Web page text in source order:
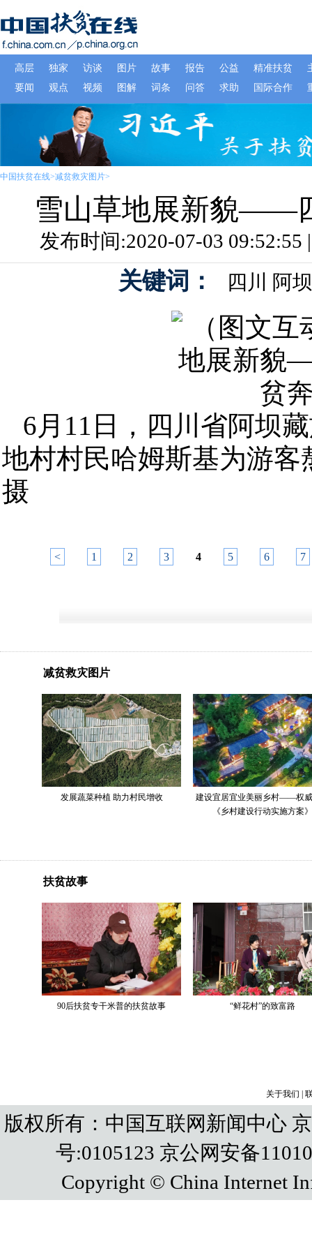
中国扶贫在线>减贫救灾图片>
雪山草地展新貌——
发布时间:2020-07-03
关键词： 四川 阿
6月11日，四川省阿坝
地村村民哈姆斯基为游
摄
< 1 2 3 4 5 6 7
关于我们
版权所有：中国互联网新闻中心
号:0105123 京公网安备
Copyright © China Internet